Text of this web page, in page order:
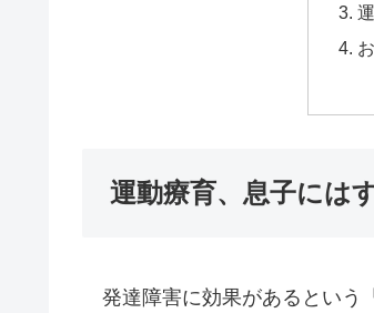
運動療育、息子に
発達障害に効果があるという